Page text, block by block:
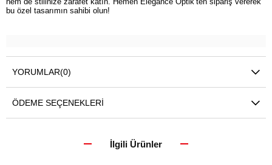
bu özel tasarımın sahibi olun!
YORUMLAR(0)
ÖDEME SEÇENEKLERI
İlgili Ürünler